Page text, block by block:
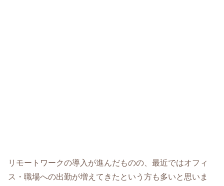
リモートワークの導入が進んだものの、最近ではオフィ
ス・職場への出勤が増えてきたという方も多いと思いま